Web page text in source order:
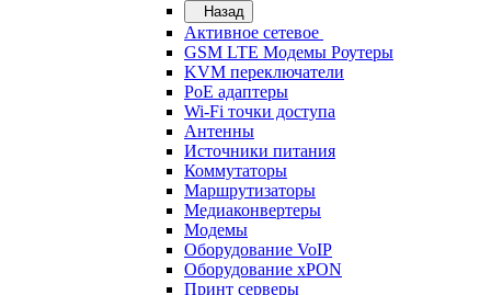
Назад
Активное сетевое
GSM LTE Модемы Роутеры
KVM переключатели
PoE адаптеры
Wi-Fi точки доступа
Антенны
Источники питания
Коммутаторы
Маршрутизаторы
Медиаконвертеры
Модемы
Оборудование VoIP
Оборудование xPON
Принт серверы